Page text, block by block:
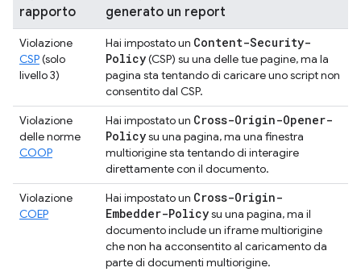
rapporto
generato un report
Violazione
CSP(solo
livello 3)
Hai impostato un Content-Security-
Policy(CSP) su una delle tue pagine, ma la
pagina sta tentando di caricare uno script non
consentito dal CSP.
Violazione
delle norme
COOP
Hai impostato un Cross-Origin-Opener-
Policysu una pagina, ma una finestra
multiorigine sta tentando di interagire
direttamente con il documento.
Violazione
COEP
Hai impostato un Cross-Origin-
Embedder-Policysu una pagina, ma il
documento include un iframe multiorigine
che non ha acconsentito al caricamento da
parte di documenti multiorigine.